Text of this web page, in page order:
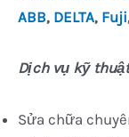
ABB, DELTA, Fuji
Dịch vụ kỹ
Sửa chữa